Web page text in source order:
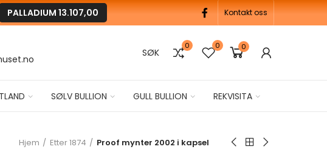
Kontakt oss
SØK
0 0 0
SØLV BULLION GULL BULLION REKVISITA
PALLADIUM 13.107,00
Hjem Etter 1874 Proof mynter 2002 i kapsel